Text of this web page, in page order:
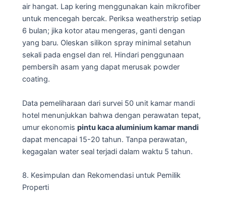
air hangat. Lap kering menggunakan kain mikrofiber
untuk mencegah bercak. Periksa weatherstrip setiap
6 bulan; jika kotor atau mengeras, ganti dengan
yang baru. Oleskan silikon spray minimal setahun
sekali pada engsel dan rel. Hindari penggunaan
pembersih asam yang dapat merusak powder
coating.
Data pemeliharaan dari survei 50 unit kamar mandi
hotel menunjukkan bahwa dengan perawatan tepat,
umur ekonomis pintu kaca aluminium kamar mandi
dapat mencapai 15-20 tahun. Tanpa perawatan,
kegagalan water seal terjadi dalam waktu 5 tahun.
8. Kesimpulan dan Rekomendasi untuk Pemilik
Properti